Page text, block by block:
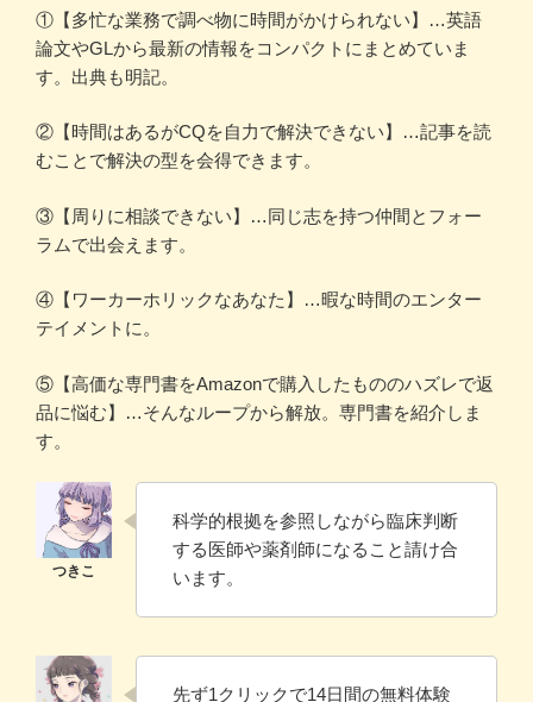
①【多忙な業務で調べ物に時間がかけられない】…英語
論文やGLから最新の情報をコンパクトにまとめていま
す。出典も明記。
②【時間はあるがCQを自力で解決できない】…記事を読
むことで解決の型を会得できます。
③【周りに相談できない】…同じ志を持つ仲間とフォー
ラムで出会えます。
④【ワーカーホリックなあなた】…暇な時間のエンター
テイメントに。
⑤【高価な専門書をAmazonで購入したもののハズレで返
品に悩む】…そんなループから解放。専門書を紹介しま
す。
科学的根拠を参照しながら臨床判断
する医師や薬剤師になること請け合
います。
先ず1クリックで14日間の無料体験